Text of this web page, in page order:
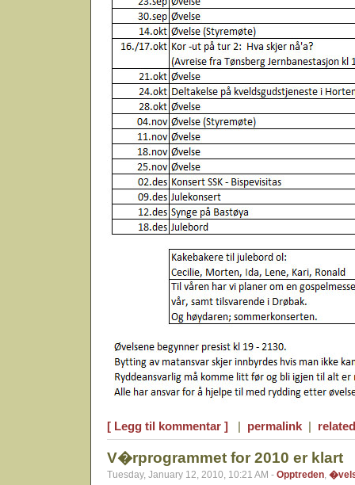
[ Legg til kommentar ] | permalink |
V�rprogrammet for 2010 er klart
Tuesday, January 12, 2010, 10:21 AM - Opptreden,